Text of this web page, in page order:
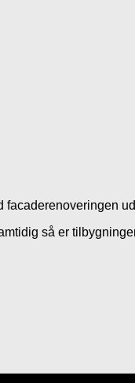
så er